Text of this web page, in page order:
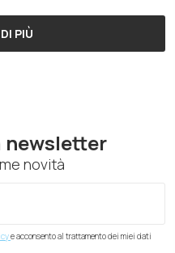
PIÙ
novità
e acconsento al trattamento dei miei dati